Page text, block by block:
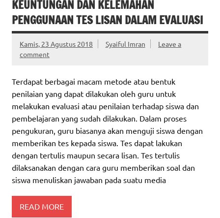
KEUNTUNGAN DAN KELEMAHAN
PENGGUNAAN TES LISAN DALAM EVALUASI
Kamis, 23 Agustus 2018 Syaiful Imran
Leave a
comment
Terdapat berbagai macam metode atau bentuk
penilaian yang dapat dilakukan oleh guru untuk
melakukan evaluasi atau penilaian terhadap siswa dan
pembelajaran yang sudah dilakukan. Dalam proses
pengukuran, guru biasanya akan menguji siswa dengan
memberikan tes kepada siswa. Tes dapat lakukan
dengan tertulis maupun secara lisan. Tes tertulis
dilaksanakan dengan cara guru memberikan soal dan
siswa menuliskan jawaban pada suatu media
READ MORE